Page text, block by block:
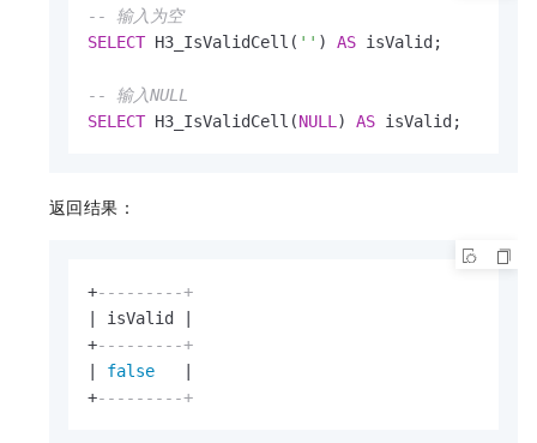
-- 输入为空
SELECT H3_IsValidCell( '' ) AS isValid;
-- 输入NULL
SELECT H3_IsValidCell(NULL ) AS isValid;
返回结果：
+---------+
isValid
+---------+
false
+---------+